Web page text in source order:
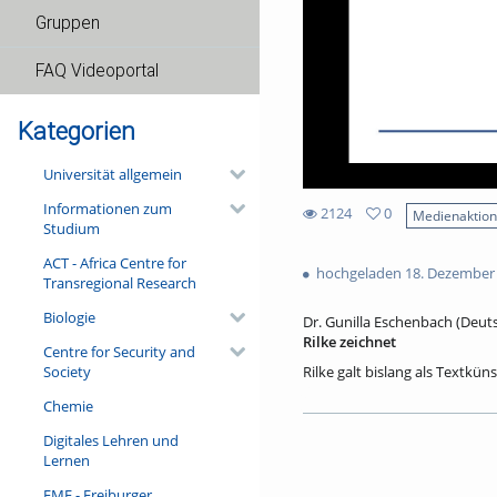
Gruppen
FAQ Videoportal
Kategorien
Universität allgemein
Informationen zum
Studium
ACT - Africa Centre for
Transregional Research
Biologie
Centre for Security and
Society
Chemie
Digitales Lehren und
Lernen
2124
views
0
hochgeladen 18. Dezember
Dr. Gunilla Eschenbach
Rilke zeichnet
Rilke galt bislang als
Eindrücken leiten. Er